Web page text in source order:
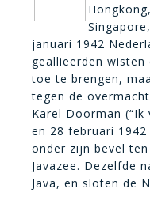
januari 1942
geallieerden wisten
toe te brengen,
tegen de
Karel Doorman
en 28 februari
onder zijn bevel
Javazee. Dezelfde
Java, en sloten de